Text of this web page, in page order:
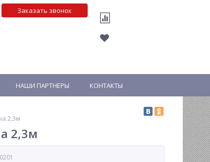
Заказать звонок
НАШИ ПАРТНЕРЫ КОНТАКТЫ
2,3м
2,3м